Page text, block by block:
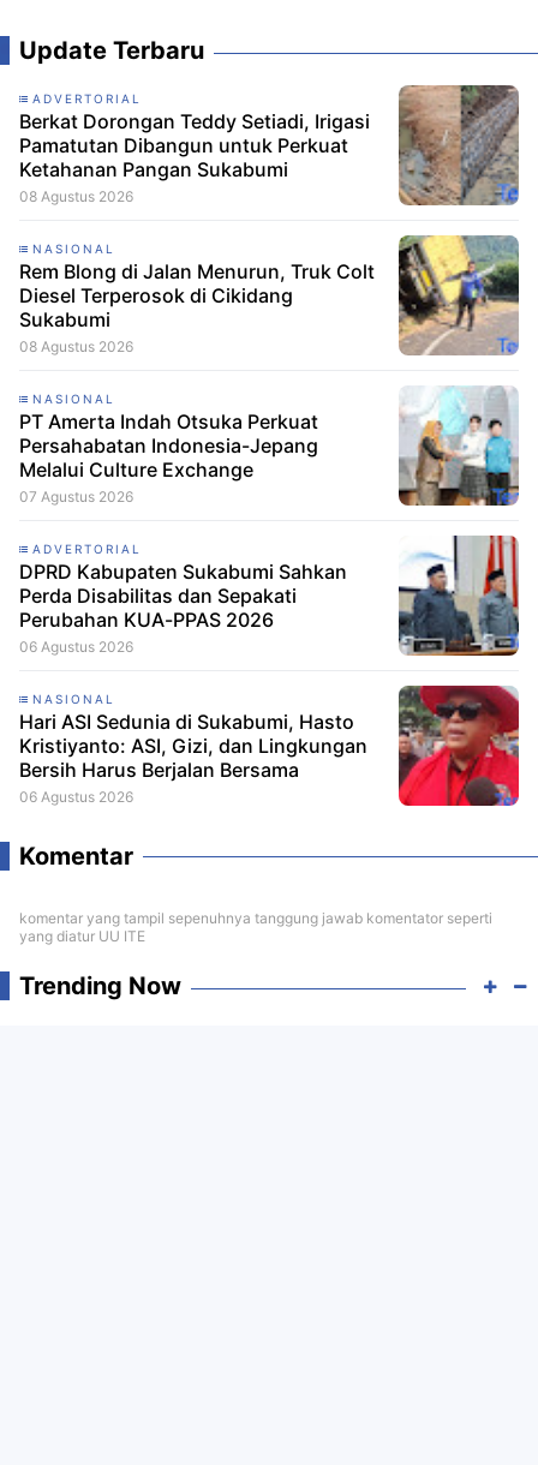
Update Terbaru
ADVERTORIAL
Berkat Dorongan Teddy Setiadi, Irigasi
Pamatutan Dibangun untuk Perkuat
Ketahanan Pangan Sukabumi
08 Agustus 2026
NASIONAL
Rem Blong di Jalan Menurun, Truk Colt
Diesel Terperosok di Cikidang
Sukabumi
08 Agustus 2026
NASIONAL
PT Amerta Indah Otsuka Perkuat
Persahabatan Indonesia-Jepang
Melalui Culture Exchange
07 Agustus 2026
ADVERTORIAL
DPRD Kabupaten Sukabumi Sahkan
Perda Disabilitas dan Sepakati
Perubahan KUA-PPAS 2026
06 Agustus 2026
NASIONAL
Hari ASI Sedunia di Sukabumi, Hasto
Kristiyanto: ASI, Gizi, dan Lingkungan
Bersih Harus Berjalan Bersama
06 Agustus 2026
Komentar
komentar yang tampil sepenuhnya tanggung jawab komentator seperti
yang diatur UU ITE
Trending Now